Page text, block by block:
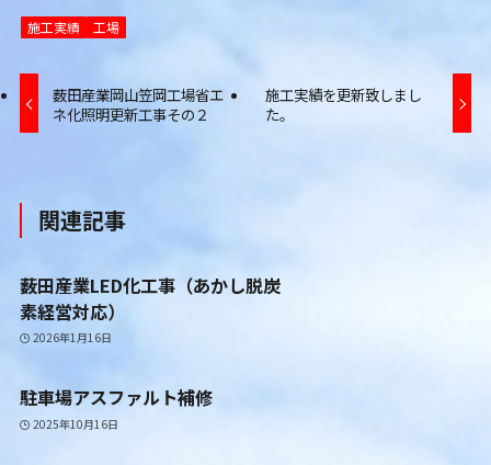
施工実績 工場
薮田産業岡山笠岡工場省エ
ネ化照明更新工事その２
施工実績を更新致しまし
た。
関連記事
薮田産業LED化工事（あかし脱炭
素経営対応）
2026年1月16日
駐車場アスファルト補修
2025年10月16日